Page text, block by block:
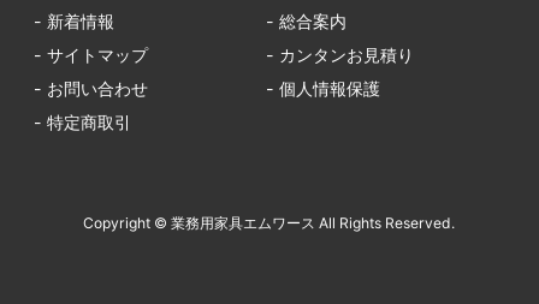
- 新着情報
- 総合案内
- サイトマップ
- カンタンお見積り
- お問い合わせ
- 個人情報保護
- 特定商取引
Copyright © 業務用家具エムワース All Rights Reserved.